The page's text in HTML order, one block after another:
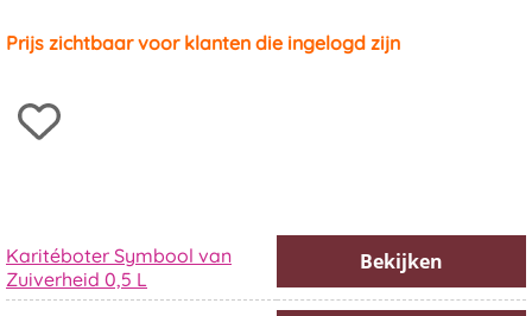
Prijs zichtbaar voor klanten die ingelogd zijn
Karitéboter Symbool van
Zuiverheid 0,5 L
Bekijken